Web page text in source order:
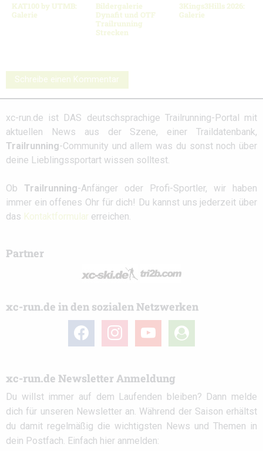
KAT100 by UTMB:
Galerie
Bildergalerie
Dynafit und OTF
Trailrunning
Strecken
3Kings3Hills 2026:
Galerie
Schreibe einen Kommentar
xc-run.de ist DAS deutschsprachige Trailrunning-Portal mit
aktuellen News aus der Szene, einer Traildatenbank,
Trailrunning-Community und allem was du sonst noch über
deine Lieblingssportart wissen solltest.
Ob Trailrunning-Anfänger oder Profi-Sportler, wir haben
immer ein offenes Ohr für dich! Du kannst uns jederzeit über
das Kontaktformular erreichen.
Partner
xc-run.de in den sozialen Netzwerken
facebook instagramyoutube
user-
circle
xc-run.de Newsletter Anmeldung
Du willst immer auf dem Laufenden bleiben? Dann melde
dich für unseren Newsletter an. Während der Saison erhältst
du damit regelmäßig die wichtigsten News und Themen in
dein Postfach. Einfach hier anmelden: